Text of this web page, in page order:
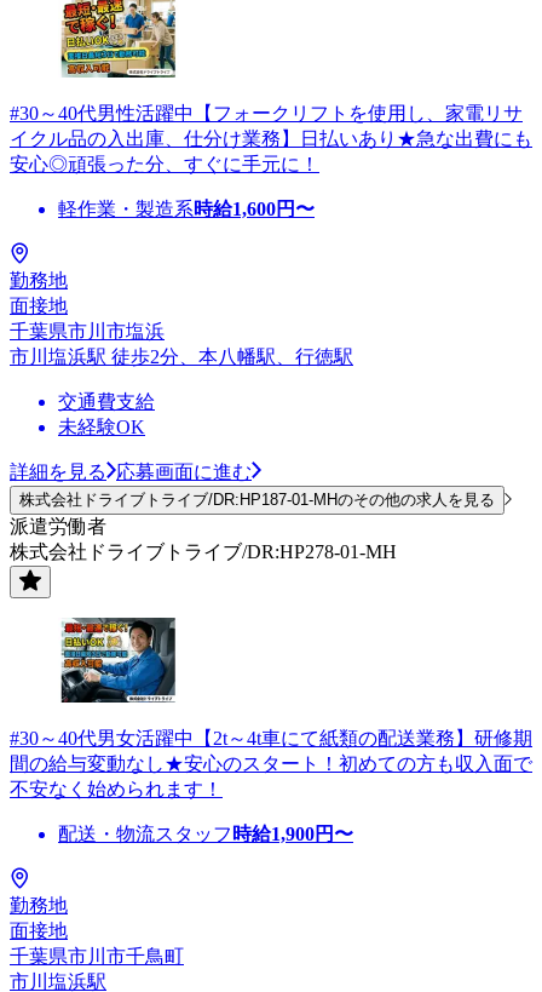
#30～40代男性活躍中【フォークリフトを使用し、家電リサ
イクル品の入出庫、仕分け業務】日払いあり★急な出費にも
安心◎頑張った分、すぐに手元に！
軽作業・製造系時給1,600円〜
勤務地
面接地
千葉県市川市塩浜
市川塩浜駅 徒歩2分、本八幡駅、行徳駅
交通費支給
未経験OK
詳細を見る 応募画面に進む
株式会社ドライブトライブ/DR:HP187-01-MHのその他の求人を見る
派遣労働者
株式会社ドライブトライブ/DR:HP278-01-MH
#30～40代男女活躍中【2t～4t車にて紙類の配送業務】研修期
間の給与変動なし★安心のスタート！初めての方も収入面で
不安なく始められます！
配送・物流スタッフ 時給1,900円〜
勤務地
面接地
千葉県市川市千鳥町
市川塩浜駅